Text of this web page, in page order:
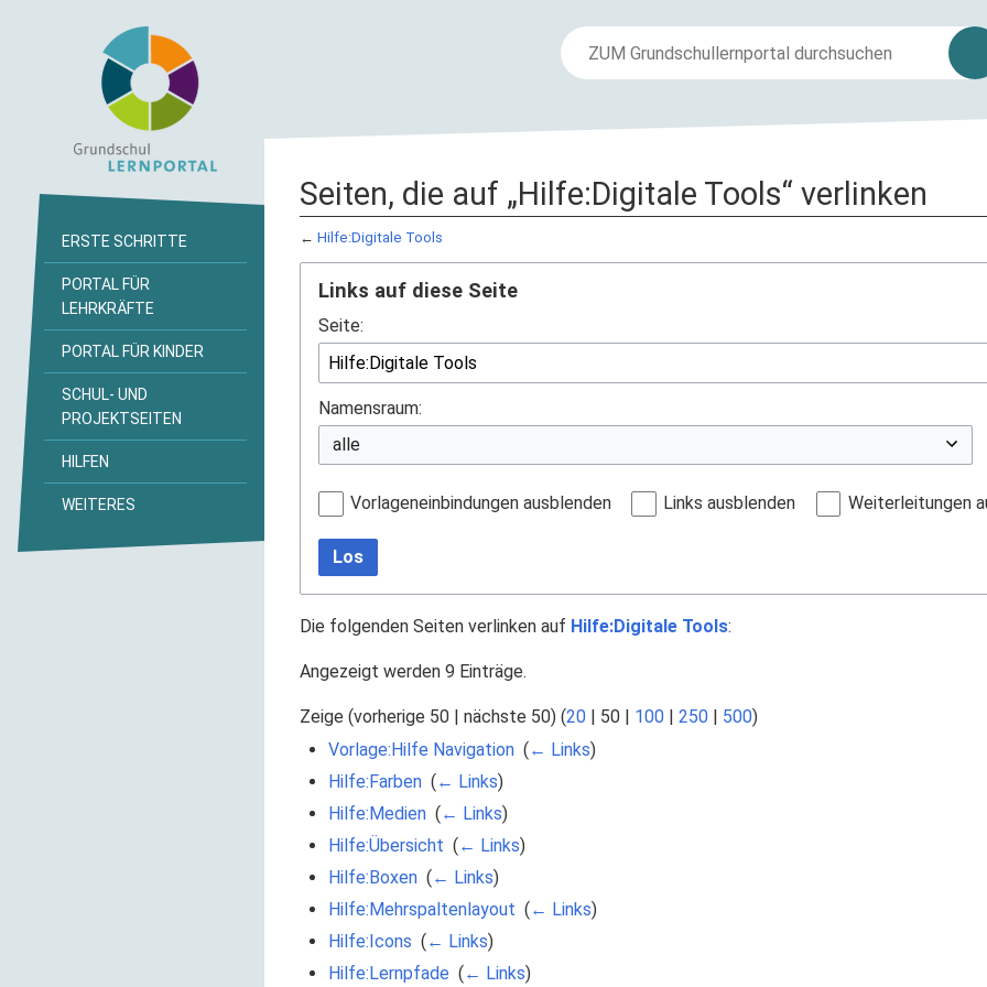
Seiten, die auf „Hilfe:Digitale Tools“ verlinken
← Hilfe:Digitale Tools
Links auf diese Seite
Seite:
Namensraum:
Vorlageneinbindungen ausblenden Links ausblenden Weiterleitungen
Los
Die folgenden Seiten verlinken auf Hilfe:Digitale Tools:
Angezeigt werden 9 Einträge.
Zeige (vorherige 50 | nächste 50) (20 | 50 | 100 | 250 | 500)
Vorlage:Hilfe Navigation‎ (← Links)
Hilfe:Farben‎ (← Links)
Hilfe:Medien‎ (← Links)
Hilfe:Übersicht (← Links)
Hilfe:Boxen‎ (← Links)
Hilfe:Mehrspaltenlayout (← Links)
Hilfe:Icons (← Links)
Hilfe:Lernpfade (← Links)
ERSTE SCHRITTE
PORTAL FÜR
LEHRKRÄFTE
PORTAL FÜR KINDER
SCHUL- UND
PROJEKTSEITEN
HILFEN
WEITERES